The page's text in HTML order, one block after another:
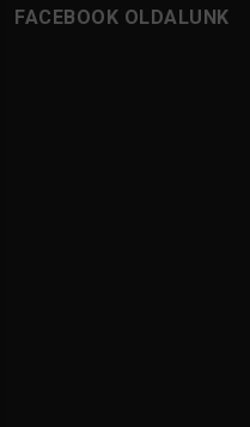
FACEBOOK OLDALUNK